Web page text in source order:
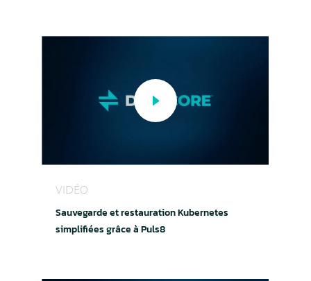
VIDÉO
Sauvegarde et restauration Kubernetes
simplifiées grâce à Puls8